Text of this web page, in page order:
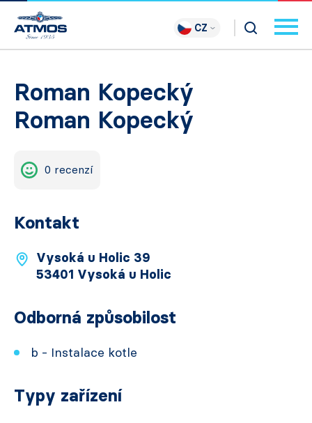
CZ
Roman Kopecký
Roman Kopecký
0 recenzí
Kontakt
Vysoká u Holic 39
53401 Vysoká u Holic
Odborná způsobilost
b - Instalace kotle
Typy zařízení